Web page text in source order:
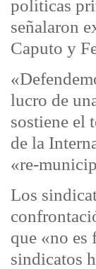
políticas
señalaron
Caputo y
lucro de
sostiene el
de la
«re-
Los
que «no es
sindicatos